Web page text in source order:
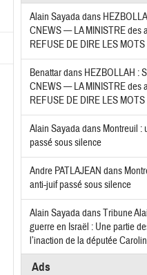
Alain Sayadadans
CNEWS — LA MINISTRE des
REFUSE DE DIRE LES MOTS
Benattardans HEZBOLLAH :
CNEWS — LA MINISTRE des
REFUSE DE DIRE LES MOTS
Alain Sayadadans Montreuil :
passé sous silence
Andre PATLAJEAN dans
anti-juif passé sous silence
Alain SayadadansTribune
guerre en Israël : Une partie
l’inaction de la députée
Ads